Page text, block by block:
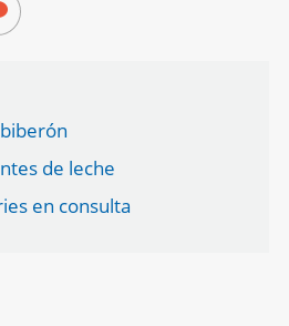
de leche
en consulta